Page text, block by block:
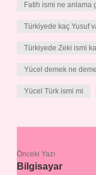
Fatih ismi ne anlama
Türkiyede kaç Yusuf
Türkiyede Zeki ismi
Yücel demek ne
Yücel Türk ismi mi
Önceki Yazı
Bilgisayar